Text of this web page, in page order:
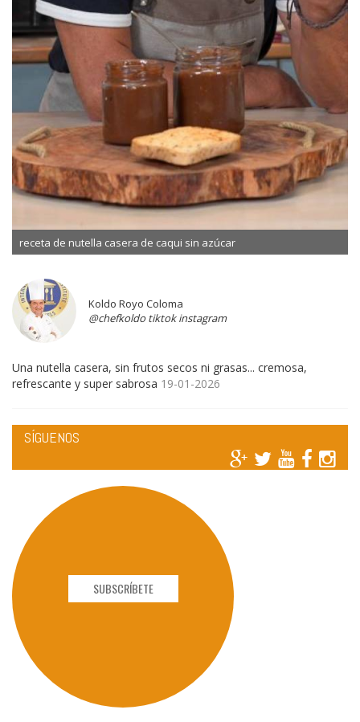
receta de nutella casera de caqui sin azúcar
Koldo Royo Coloma
@chefkoldo tiktok instagram
Una nutella casera, sin frutos secos ni grasas... cremosa,
refrescante y super sabrosa 19-01-2026
SÍGUENOS
SUBSCRÍBETE